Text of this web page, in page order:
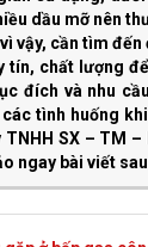
dầu mỡ nên
vậy, cần tìm
tín, chất lượng
đích và nhu
tình huống
SX – TM –
ngay bài viết